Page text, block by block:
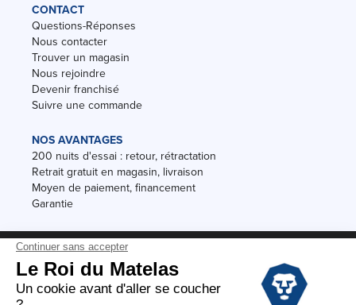
CONTACT
Questions-Réponses
Nous contacter
Trouver un magasin
Nous rejoindre
Devenir franchisé
Suivre une commande
NOS AVANTAGES
200 nuits d'essai : retour, rétractation
Retrait gratuit en magasin, livraison
Moyen de paiement, financement
Garantie
Conditions des offres
Black Friday
Destockage